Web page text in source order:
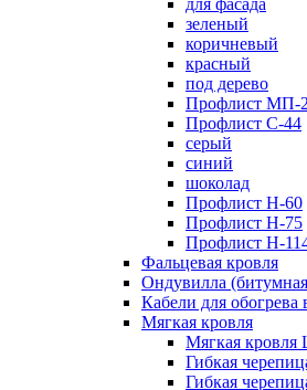
для фасада
зеленый
коричневый
красный
под дерево
Профлист МП-
Профлист С-44
серый
синий
шоколад
Профлист Н-60
Профлист Н-75
Профлист H-
Фальцевая кровля
Ондувилла
Кабели для обогрева
Мягкая кровля
Мягкая кровля
Гибкая
Гибкая